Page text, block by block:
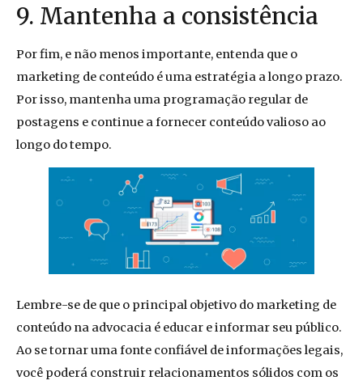
9. Mantenha a consistência
Por fim, e não menos importante, entenda que o
marketing de conteúdo é uma estratégia a longo prazo.
Por isso, mantenha uma programação regular de
postagens e continue a fornecer conteúdo valioso ao
longo do tempo.
Lembre-se de que o principal objetivo do marketing de
conteúdo na advocacia é educar e informar seu público.
Ao se tornar uma fonte confiável de informações legais,
você poderá construir relacionamentos sólidos com os